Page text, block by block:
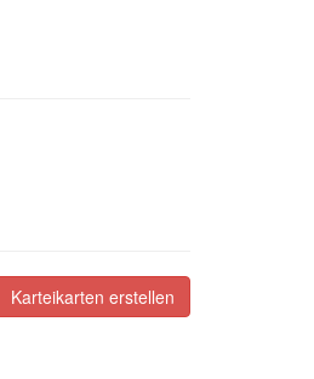
Karteikarten erstellen